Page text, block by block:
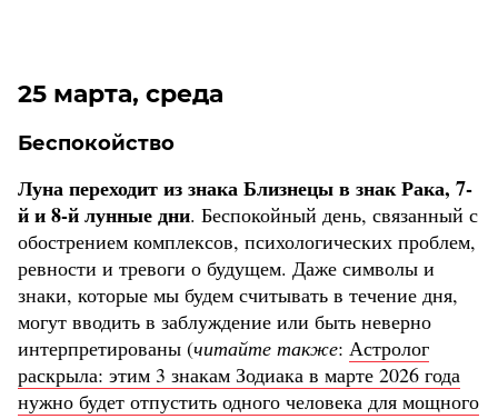
25 марта, среда
Беспокойство
Луна переходит из знака Близнецы в знак Рака, 7-
й и 8-й лунные дни. Беспокойный день, связанный с
обострением комплексов, психологических проблем,
ревности и тревоги о будущем. Даже символы и
знаки, которые мы будем считывать в течение дня,
могут вводить в заблуждение или быть неверно
интерпретированы (читайте также: Астролог
раскрыла: этим 3 знакам Зодиака в марте 2026 года
нужно будет отпустить одного человека для мощного